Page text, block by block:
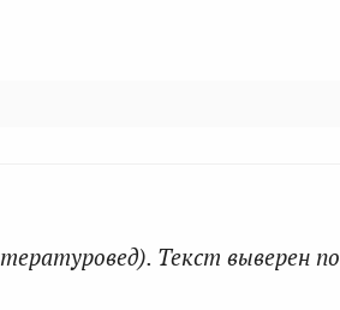
Текст выверен по